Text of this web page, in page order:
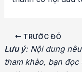
Điều
hướng
bài
TRƯỚC ĐÓ
Lưu ý: Nội dung
tham khảo, bạn